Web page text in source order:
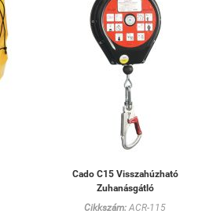
Cado C15 Visszahúzható
Zuhanásgátló
Cikkszám: ACR-115